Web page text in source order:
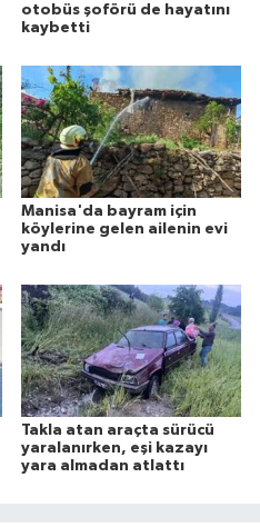
otobüs şoförü de hayatını
kaybetti
Manisa'da bayram için
köylerine gelen ailenin evi
yandı
Takla atan araçta sürücü
yaralanırken, eşi kazayı
yara almadan atlattı